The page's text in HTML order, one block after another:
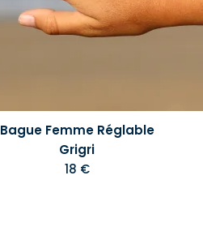
Bague Femme Réglable
Grigri
18 €